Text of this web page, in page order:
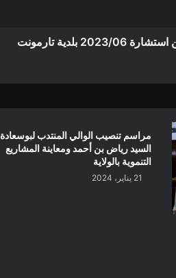
06 بلدية تارمونت
مراسم تنصيب الوالي المنتدب لبوسعادة
السيد رياض بن أحمد ومعاينة المشاريع
التنموية بالولاية
21 يناير، 2024